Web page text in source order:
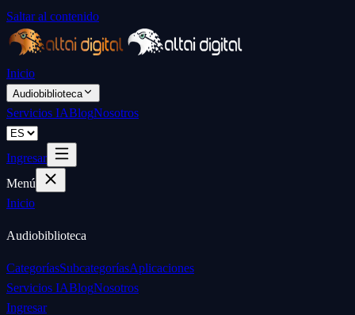
Saltar al contenido
Inicio
Audiobiblioteca
Servicios IABlogNosotros
Ingresar
Menú
Inicio
Audiobiblioteca
CategoríasSubcategoríasAplicaciones
Servicios IABlogNosotros
Ingresar